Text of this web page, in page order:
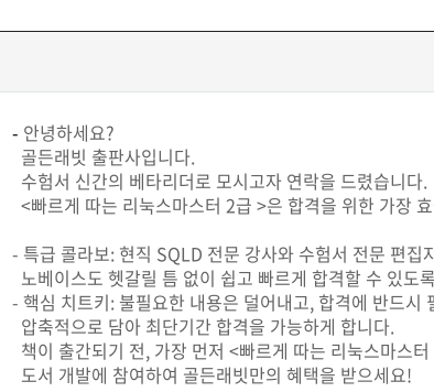
- 안녕하세요?
골든래빗 출판사입니다.
수험서 신간의 베타리더로 모시고자 연락을 드렸습니다.
<빠르게 따는 리눅스마스터 2급 >은 합격을 위한 가장
- 특급 콜라보: 현직 SQLD 전문 강사와 수험서 전문 편집
노베이스도 헷갈릴 틈 없이 쉽고 빠르게 합격할 수 있도
- 핵심 치트키: 불필요한 내용은 덜어내고, 합격에 반드시
압축적으로 담아 최단기간 합격을 가능하게 합니다.
책이 출간되기 전, 가장 먼저 <빠르게 따는 리눅스마스
도서 개발에 참여하여 골든래빗만의 혜택을 받으세요!